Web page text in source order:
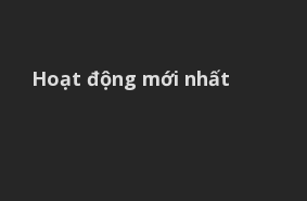
Hoạt động mới nhất